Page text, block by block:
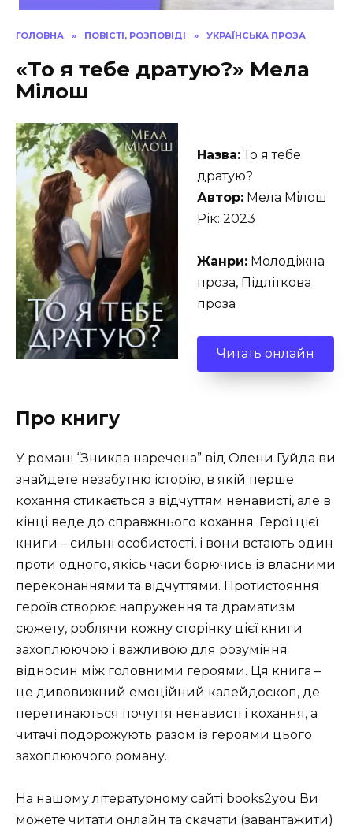
ГОЛОВНА » ПОВІСТІ, РОЗПОВІДІ » УКРАЇНСЬКА ПРОЗА
«То я тебе дратую?» Мела
Мілош
Назва:То я тебе
дратую?
Автор: Мела Мілош
Рік: 2023
Жанри: Молодіжна
проза, Підліткова
проза
Читать онлайн
Про книгу
У романі “Зникла наречена” від Олени Гуйда ви
знайдете незабутню історію, в якій перше
кохання стикається з відчуттям ненависті, але в
кінці веде до справжнього кохання. Герої цієї
книги – сильні особистості, і вони встають один
проти одного, якісь часи борючись із власними
переконаннями та відчуттями. Протистояння
героїв створює напруження та драматизм
сюжету, роблячи кожну сторінку цієї книги
захоплюючою і важливою для розуміння
відносин між головними героями. Ця книга –
це дивовижний емоційний калейдоскоп, де
перетинаються почуття ненависті і кохання, а
читачі подорожують разом із героями цього
захоплюючого роману.
На нашому літературному сайті books2you Ви
можете читати онлайн та скачати (завантажити)